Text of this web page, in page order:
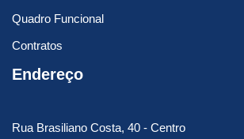
Quadro Funcional
Contratos
Endereço
Rua Brasiliano Costa, 40 - Centro